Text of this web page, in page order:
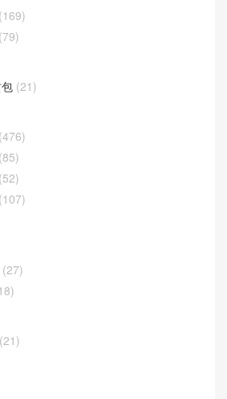
(169)
(79)
(21)
(476)
(85)
(52)
(107)
(27)
(21)